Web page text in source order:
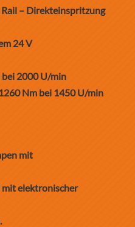
– Direkteinspritzung
24 V
bei 2000 U/min
Nm bei 1450 U/min
mit
mit elektronischer